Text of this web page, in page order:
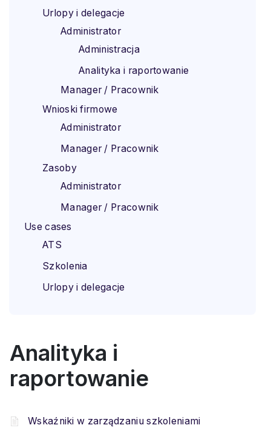
Urlopy i delegacje
Administrator
Administracja
Analityka i raportowanie
Manager / Pracownik
Wnioski firmowe
Administrator
Manager / Pracownik
Zasoby
Administrator
Manager / Pracownik
Use cases
ATS
Szkolenia
Urlopy i delegacje
Analityka i
raportowanie
Wskaźniki w zarządzaniu szkoleniami